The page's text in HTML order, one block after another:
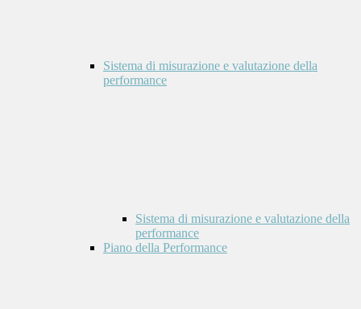
Sistema di misurazione e valutazione della
performance
Sistema di misurazione e valutazione della
performance
Piano della Performance